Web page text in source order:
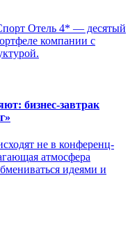
Отель 4* — десятый
компании с
бизнес-завтрак
не в конференц-
атмосфера
идеями и